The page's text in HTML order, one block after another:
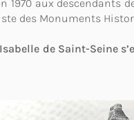
1970 aux
des Monuments
de Saint-Seine